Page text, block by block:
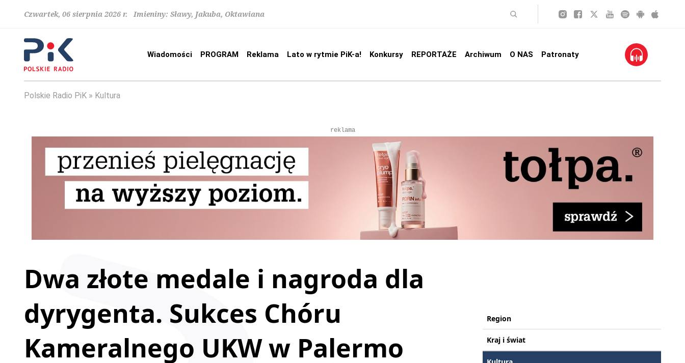
Czwartek, 06 sierpnia 2026 r. Imieniny: Sławy, Jakuba, Oktawiana
Wiadomości PROGRAM Reklama Lato w rytmie PiK-a! Konkursy REPORTAŻE Archiwum O NAS Patronaty
Polskie Radio PiK Kultura
reklama
Dwa złote medale i nagroda dla
dyrygenta. Sukces Chóru
Kameralnego UKW w Palermo
Region
Kraj i świat